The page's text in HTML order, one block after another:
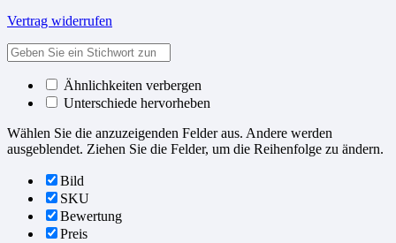
Vertrag widerrufen
Ähnlichkeiten verbergen
Unterschiede hervorheben
Wählen Sie die anzuzeigenden Felder aus. Andere werden
ausgeblendet. Ziehen Sie die Felder, um die Reihenfolge zu ändern.
Bild
SKU
Bewertung
Preis